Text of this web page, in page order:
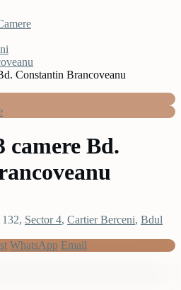
Constantin Brancoveanu
Bd.
Sector 4, Cartier Berceni, Bdul
WhatsApp Email